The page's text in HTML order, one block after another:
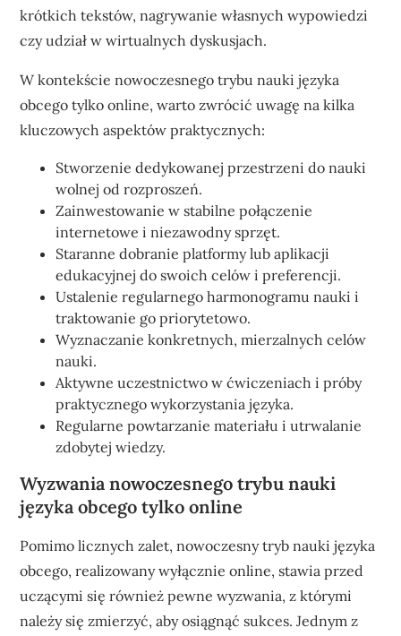
krótkich tekstów, nagrywanie własnych wypowiedzi
czy udział w wirtualnych dyskusjach.
W kontekście nowoczesnego trybu nauki języka
obcego tylko online, warto zwrócić uwagę na kilka
kluczowych aspektów praktycznych:
Stworzenie dedykowanej przestrzeni do nauki
wolnej od rozproszeń.
Zainwestowanie w stabilne połączenie
internetowe i niezawodny sprzęt.
Staranne dobranie platformy lub aplikacji
edukacyjnej do swoich celów i preferencji.
Ustalenie regularnego harmonogramu nauki i
traktowanie go priorytetowo.
Wyznaczanie konkretnych, mierzalnych celów
nauki.
Aktywne uczestnictwo w ćwiczeniach i próby
praktycznego wykorzystania języka.
Regularne powtarzanie materiału i utrwalanie
zdobytej wiedzy.
Wyzwania nowoczesnego trybu nauki
języka obcego tylko online
Pomimo licznych zalet, nowoczesny tryb nauki języka
obcego, realizowany wyłącznie online, stawia przed
uczącymi się również pewne wyzwania, z którymi
należy się zmierzyć, aby osiągnąć sukces. Jednym z